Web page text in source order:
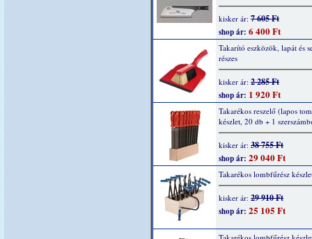
kisker ár: 7 605 Ft
shop ár: 6 400 Ft
Takarító eszközök, lapát és
részes
kisker ár: 2 285 Ft
shop ár: 1 920 Ft
Takarékos reszelő (lapos
készlet, 20 db + 1
kisker ár: 38 755 Ft
shop ár: 29 040 Ft
Takarékos lombfűrész
kisker ár: 29 910 Ft
shop ár: 25 105 Ft